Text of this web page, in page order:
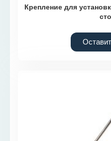
Крепление для